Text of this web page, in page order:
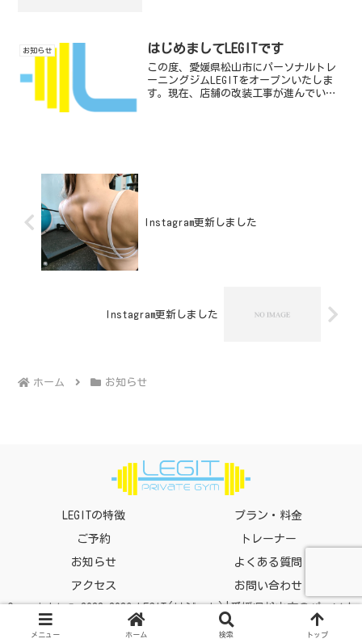
LEGITのIn...
お知らせ はじめましてLEGITです
この度、愛媛県松山市にパーソナルトレ
ーニングジムLEGITをオープンいたしま
す。現在、店舗の改装工事が進んでいる
Instagram更新しました
Instagram更新しました
ホーム お知らせ
LEGITの特徴 プラン・料金
ご予約 トレーナー
お知らせ よくある質問
アクセス
お問い合わせ
Copyright © 2022-2026 LEGIT(リジット)|愛媛県松山市のパーソナ
ルトレーニングジム All Rights Reserved.
メニュー ホーム 検索 トップ